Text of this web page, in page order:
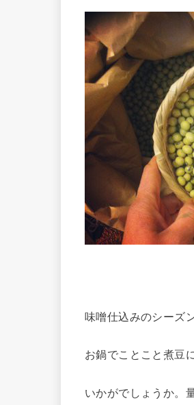
味噌仕込みのシーズ
お鍋でことこと煮豆
いかがでしょうか。